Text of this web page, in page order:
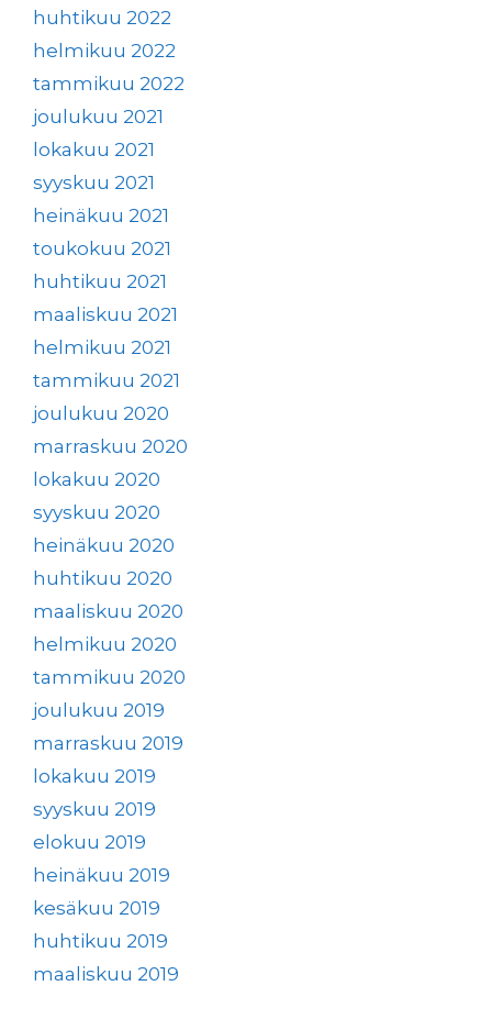
huhtikuu 2022
helmikuu 2022
tammikuu 2022
joulukuu 2021
lokakuu 2021
syyskuu 2021
heinäkuu 2021
toukokuu 2021
huhtikuu 2021
maaliskuu 2021
helmikuu 2021
tammikuu 2021
joulukuu 2020
marraskuu 2020
lokakuu 2020
syyskuu 2020
heinäkuu 2020
huhtikuu 2020
maaliskuu 2020
helmikuu 2020
tammikuu 2020
joulukuu 2019
marraskuu 2019
lokakuu 2019
syyskuu 2019
elokuu 2019
heinäkuu 2019
kesäkuu 2019
huhtikuu 2019
maaliskuu 2019